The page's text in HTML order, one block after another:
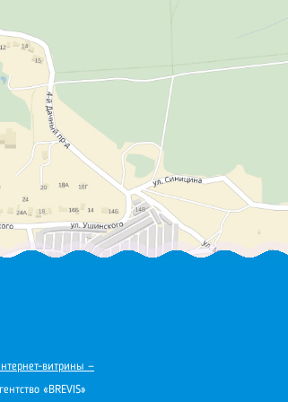
витрины —
«BREVIS»